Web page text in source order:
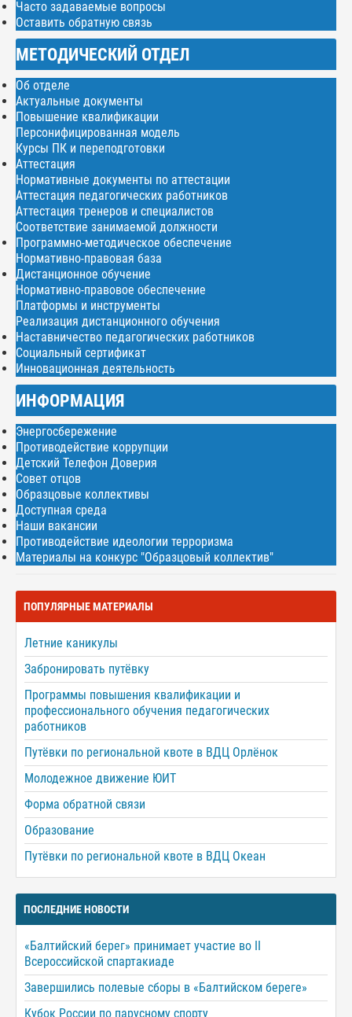
Часто задаваемые вопросы
Оставить обратную связь
МЕТОДИЧЕСКИЙ ОТДЕЛ
Об отделе
Актуальные документы
Повышение квалификации
Персонифицированная модель
Курсы ПК и переподготовки
Аттестация
Нормативные документы по аттестации
Аттестация педагогических работников
Аттестация тренеров и специалистов
Соответствие занимаемой должности
Программно-методическое обеспечение
Нормативно-правовая база
Дистанционное обучение
Нормативно-правовое обеспечение
Платформы и инструменты
Реализация дистанционного обучения
Наставничество педагогических работников
Социальный сертификат
Инновационная деятельность
ИНФОРМАЦИЯ
Энергосбережение
Противодействие коррупции
Детский Телефон Доверия
Совет отцов
Образцовые коллективы
Доступная среда
Наши вакансии
Противодействие идеологии терроризма
Материалы на конкурс "Образцовый коллектив"
ПОПУЛЯРНЫЕ МАТЕРИАЛЫ
Летние каникулы
Забронировать путёвку
Программы повышения квалификации и
профессионального обучения педагогических
работников
Путёвки по региональной квоте в ВДЦ Орлёнок
Молодежное движение ЮИТ
Форма обратной связи
Образование
Путёвки по региональной квоте в ВДЦ Океан
ПОСЛЕДНИЕ НОВОСТИ
«Балтийский берег» принимает участие во II
Всероссийской спартакиаде
Завершились полевые сборы в «Балтийском береге»
Кубок России по парусному спорту